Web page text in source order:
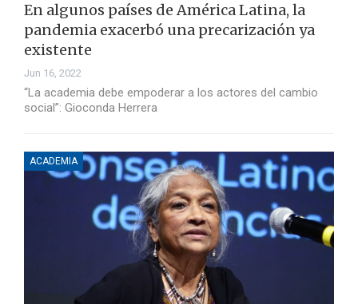
En algunos países de América Latina, la
pandemia exacerbó una precarización ya
existente
Jun 16, 2022
“La academia debe empoderar a los actores del cambio
social”: Gioconda Herrera
ACADEMIA